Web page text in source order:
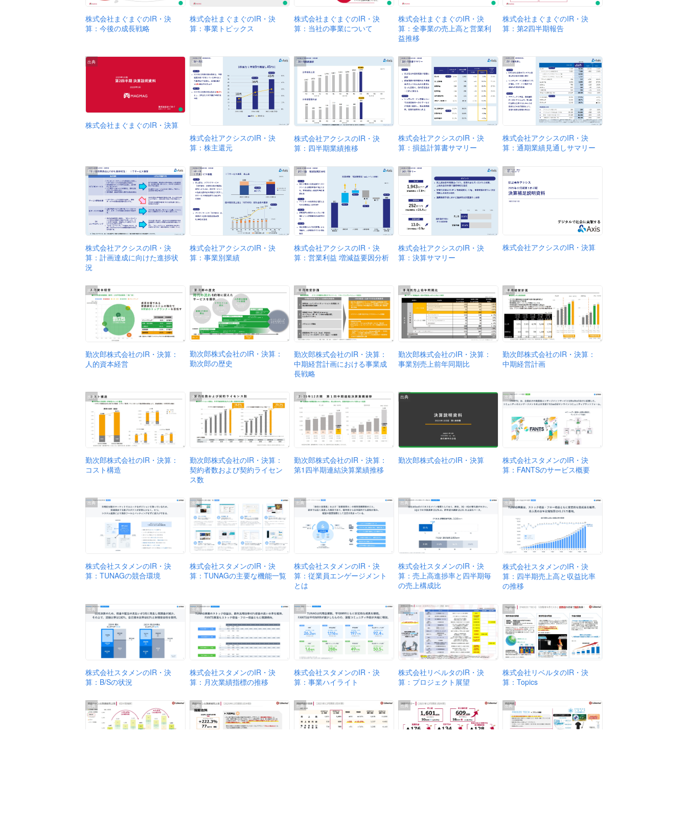
株式会社まぐまぐのIR・決
算：今後の成長戦略
株式会社まぐまぐのIR・決
算：事業トピックス
株式会社まぐまぐのIR・決
算：当社の事業について
株式会社まぐまぐのIR・決
算：全事業の売上高と営業利
益推移
株式会社まぐまぐのIR・決
算：第2四半期報告
出典
株式会社まぐまぐのIR・決算
出典
株式会社アクシスのIR・決
算：株主還元
出典
株式会社アクシスのIR・決
算：四半期業績推移
出典
株式会社アクシスのIR・決
算：損益計算書サマリー
出典
株式会社アクシスのIR・決
算：通期業績見通しサマリー
出典
株式会社アクシスのIR・決
算：計画達成に向けた進捗状
況
出典
株式会社アクシスのIR・決
算：事業別業績
出典
株式会社アクシスのIR・決
算：営業利益 増減益要因分析
出典
株式会社アクシスのIR・決
算：決算サマリー
出典
株式会社アクシスのIR・決算
出典
勤次郎株式会社のIR・決算：
人的資本経営
出典
勤次郎株式会社のIR・決算：
勤次郎の歴史
出典
勤次郎株式会社のIR・決算：
中期経営計画における事業成
長戦略
出典
勤次郎株式会社のIR・決算：
事業別売上前年同期比
出典
勤次郎株式会社のIR・決算：
中期経営計画
出典
勤次郎株式会社のIR・決算：
コスト構造
出典
勤次郎株式会社のIR・決算：
契約者数および契約ライセン
ス数
出典
勤次郎株式会社のIR・決算：
第1四半期連結決算業績推移
出典
勤次郎株式会社のIR・決算
出典
株式会社スタメンのIR・決
算：FANTSのサービス概要
出典
株式会社スタメンのIR・決
算：TUNAGの競合環境
出典
株式会社スタメンのIR・決
算：TUNAGの主要な機能一覧
出典
株式会社スタメンのIR・決
算：従業員エンゲージメント
とは
出典
株式会社スタメンのIR・決
算：売上高進捗率と四半期毎
の売上構成比
出典
株式会社スタメンのIR・決
算：四半期売上高と収益比率
の推移
出典
株式会社スタメンのIR・決
算：B/Sの状況
出典
株式会社スタメンのIR・決
算：月次業績指標の推移
出典
株式会社スタメンのIR・決
算：事業ハイライト
出典
株式会社リベルタのIR・決
算：プロジェクト展望
出典
株式会社リベルタのIR・決
算：Topics
出典 出典 出典 出典 出典